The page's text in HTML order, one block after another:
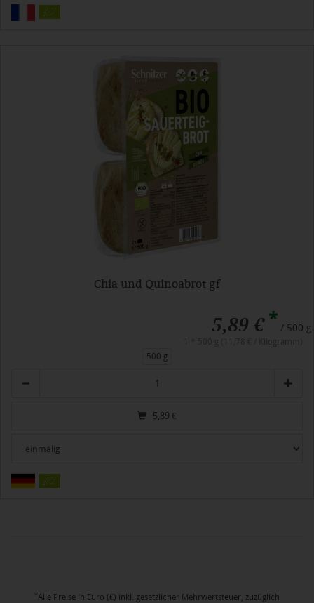
Chia und Quinoabrot gf
5,89 €* / 500 g
500 g
5,89 €
*Alle Preise in Euro (€) inkl. gesetzlicher Mehrwertsteuer, zuzüglich